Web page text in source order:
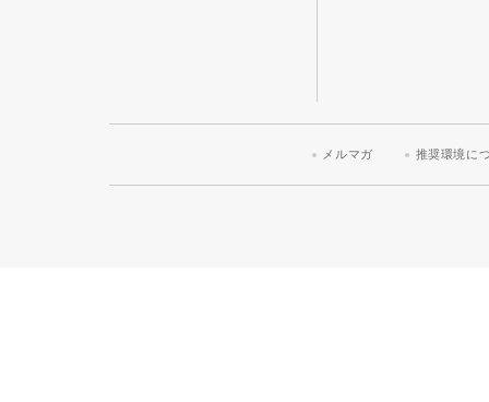
メルマガ 推奨環境に